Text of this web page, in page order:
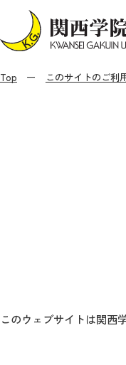
Top このサイトのご利
このウェブサイトは関西